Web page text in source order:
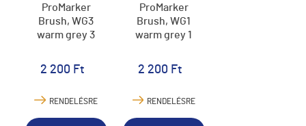
ProMarker
Brush, WG3
warm grey 3
2 200 Ft
RENDELÉSRE
ProMarker
Brush, WG1
warm grey 1
2 200 Ft
RENDELÉSRE